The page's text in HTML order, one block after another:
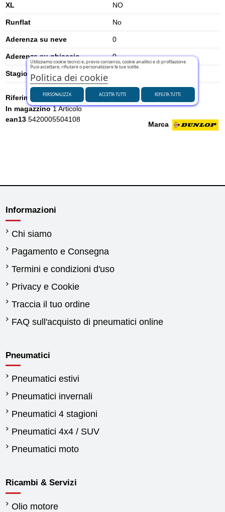
XL NO
Runflat No
Aderenza su neve 0
Aderenza su ghiaccio 0
Stagione
Marca
Riferimento 602507
In magazzino 1 Articolo
ean13 5420005504108
Informazioni
Chi siamo
Pagamento e Consegna
Termini e condizioni d'uso
Privacy e Cookie
Traccia il tuo ordine
FAQ sull'acquisto di pneumatici online
Pneumatici
Pneumatici estivi
Pneumatici invernali
Pneumatici 4 stagioni
Pneumatici 4x4 / SUV
Pneumatici moto
Ricambi & Servizi
Olio motore
Utilizziamo cookie tecnici e, previo consenso, cookie analitici e di profilazione.
Puoi accettare, rifiutare o personalizzare le tue scelte.
Politica dei cookie
PERSONALIZZA RIFIUTA TUTTI
ACCETTA TUTTI